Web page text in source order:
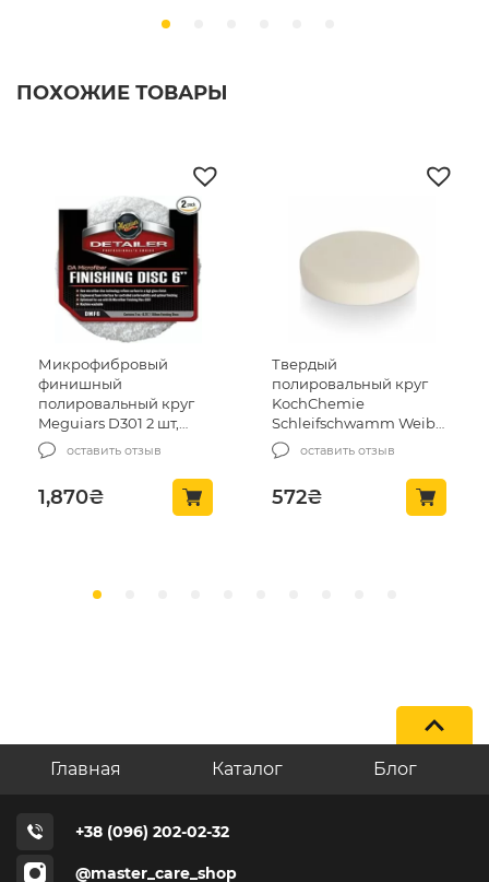
ПОХОЖИЕ ТОВАРЫ
Твердый
полировальный круг
KochChemie
Schleifschwamm Weib
оставить отзыв
572
Полутвердый желтый
полировальный круг
KochChemie
Schleifschwamm Gelb
оставить отзыв
573
Главная Каталог Блог
+38 (096) 202-02-32
@master_care_shop